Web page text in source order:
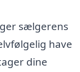
sælgerens
have
dine